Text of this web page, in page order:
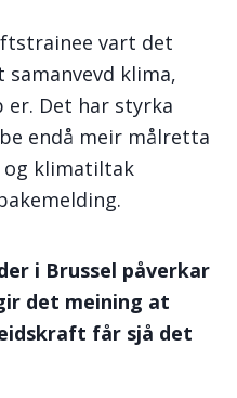
vart det
klima,
er. Det har styrka
endå meir målretta
og klimatiltak
i Brussel påverkar
det meining at
får sjå det